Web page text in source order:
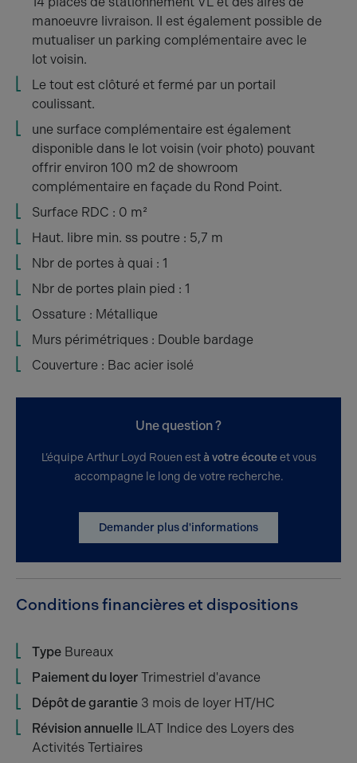
manoeuvre livraison. Il est également possible de
mutualiser un parking complémentaire avec le
lot voisin.
Le tout est clôturé et fermé par un portail
coulissant.
une surface complémentaire est également
disponible dans le lot voisin (voir photo) pouvant
offrir environ 100 m2 de showroom
complémentaire en façade du Rond Point.
Surface RDC : 0 m²
Haut. libre min. ss poutre : 5,7 m
Nbr de portes à quai : 1
Nbr de portes plain pied : 1
Ossature : Métallique
Murs périmétriques : Double bardage
Couverture : Bac acier isolé
Une question ?
L’équipe Arthur Loyd Rouen est à votre écouteet vous
accompagne le long de votre recherche.
Demander plus d'informations
Conditions financières et dispositions
Type Bureaux
Paiement du loyer Trimestriel d'avance
Dépôt de garantie 3 mois de loyer HT/HC
Révision annuelle ILAT Indice des Loyers des
Activités Tertiaires